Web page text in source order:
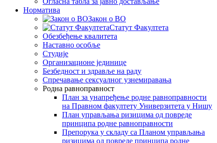
Норматива
Закон о ВО
Статут Факултета
Обезбеђење квалитета
Наставно особље
Студије
Организационе јединице
Безбедност и здравље на раду
Спречавање сексуалног узнемиравања
Родна равноправност
План за унапређење родне равноправности
на Правном факултету Универзитета у Нишу
План управљања ризицима од повреде
принципа родне равноправности
Препорука у складу са Планом управљања
ризицима од повреде принципа родне